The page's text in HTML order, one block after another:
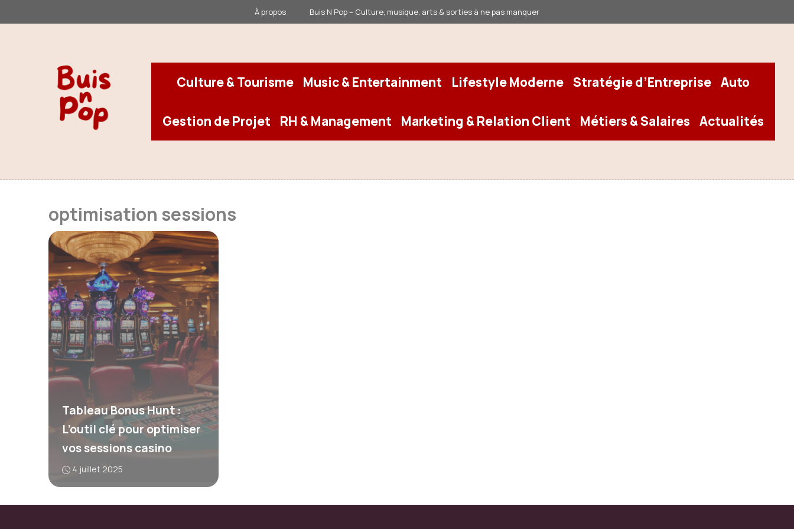
au
À propos Buis N Pop – Culture, musique, arts & sorties à ne pas manquer
Culture & Tourisme Music & Entertainment Lifestyle Moderne Stratégie d’Entreprise Auto
Gestion de Projet RH & Management Marketing & Relation Client Métiers & Salaires Actualités
optimisation sessions
Tableau Bonus Hunt :
L’outil clé pour optimiser
vos sessions casino
4 juillet 2025